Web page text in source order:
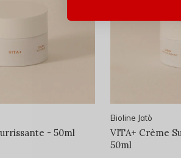
- 50ml
Bioline Jatò
VITA+ Crème
50ml